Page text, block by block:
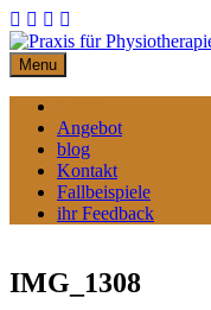
Skip
to
content
Menu
Angebot
blog
Kontakt
Fallbeispiele
ihr Feedback
IMG_1308